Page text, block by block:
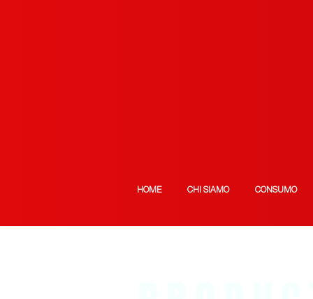
HOME CHI SIAMO CONSUMO